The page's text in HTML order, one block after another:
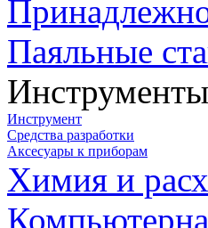
Паяльные
Инструмент
Средства разработки
Аксесуары к приборам
Химия и